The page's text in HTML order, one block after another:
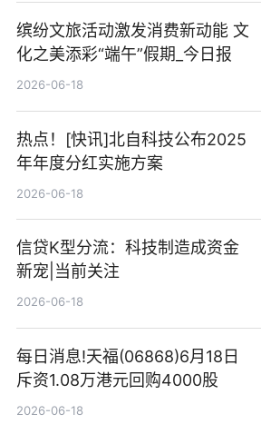
缤纷文旅活动激发消费新动能 文
化之美添彩“端午”假期_今日报
2026-06-18
热点！[快讯]北自科技公布2025
年年度分红实施方案
2026-06-18
信贷K型分流：科技制造成资金
新宠|当前关注
2026-06-18
每日消息!天福(06868)6月18日
斥资1.08万港元回购4000股
2026-06-18